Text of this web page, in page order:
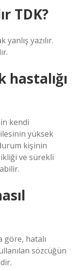
TDK?
yazılır.
kendi
yüksek
kişinin
ve sürekli
göre, hatalı
sözcüğün